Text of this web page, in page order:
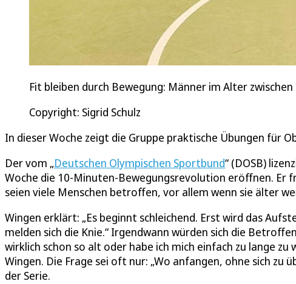
Fit bleiben durch Bewegung: Männer im Alter
Copyright: Sigrid Schulz
In dieser Woche zeigt die Gruppe praktische Übungen für
Der vom „Deutschen Olympischen Sportbund“ (DOSB)
Woche die 10-Minuten-Bewegungsrevolution eröffnen. Er
seien viele Menschen betroffen, vor allem wenn sie älter
Wingen erklärt: „Es beginnt schleichend. Erst wird das
melden sich die Knie.“ Irgendwann würden sich die
wirklich schon so alt oder habe ich mich einfach zu lange
Wingen. Die Frage sei oft nur: „Wo anfangen, ohne sich
der Serie.